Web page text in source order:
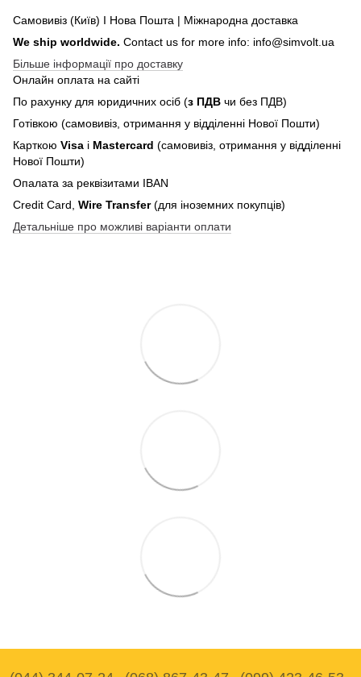
Самовивіз (Київ) І Нова Пошта | Міжнародна доставка
We ship worldwide. Contact us for more info: info@simvolt.ua
Більше інформації про доставку
Онлайн оплата на сайті
По рахунку для юридичних осіб (з ПДВ чи без ПДВ)
Готівкою (самовивіз, отримання у відділенні Нової Пошти)
Карткою Visa і Mastercard (самовивіз, отримання у відділенні
Нової Пошти)
Опалата за реквізитами IBAN
Credit Card, Wire Transfer(для іноземних покупців)
Детальніше про можливі варіанти оплати